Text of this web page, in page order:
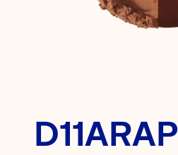
D11ARAP